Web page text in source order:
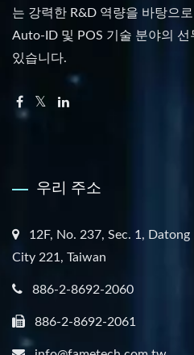
는 강력한 R&D 역량을 바탕으
Auto-ID 및 POS 기술 분야의
있습니다.
우리 주소
12F, No. 237, Sec. 1,
City 221, Taiwan
886-2-8692-2060
886-2-8692-2061